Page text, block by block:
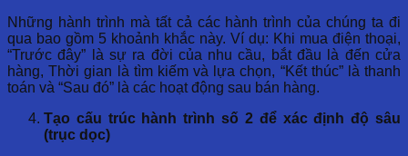
Những hành trình mà tất cả các hành trình của chúng ta đi
qua bao gồm 5 khoảnh khắc này. Ví dụ: Khi mua điện thoại,
“Trước đây” là sự ra đời của nhu cầu, bắt đầu là đến cửa
hàng, Thời gian là tìm kiếm và lựa chọn, “Kết thúc” là thanh
toán và “Sau đó” là các hoạt động sau bán hàng.
Tạo cấu trúc hành trình số 2 để xác định độ sâu
(trục dọc)